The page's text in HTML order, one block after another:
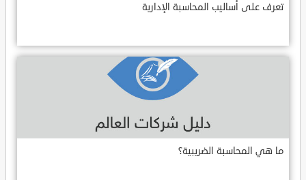
تعرف على أساليب المحاسبة الإدارية
ما هي المحاسبة الضريبية؟